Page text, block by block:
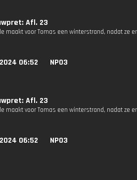
Afl. 23
maakt voor Tomas een winterstrand, nadat ze
06:52 NPO3
Afl. 23
maakt voor Tomas een winterstrand, nadat ze
06:52 NPO3